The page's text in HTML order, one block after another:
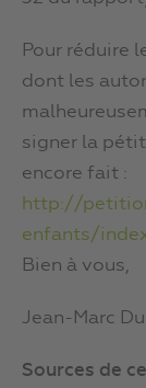
Pour réduire
dont les
signer la
encore fait :
http://
enfants/
Bien à vous,
Jean-Marc
Sources de